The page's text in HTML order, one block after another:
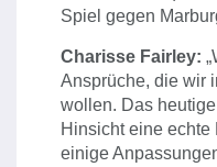
Spiel gegen
Charisse Fairley:
Ansprüche, die wir
wollen. Das
Hinsicht eine echte
einige